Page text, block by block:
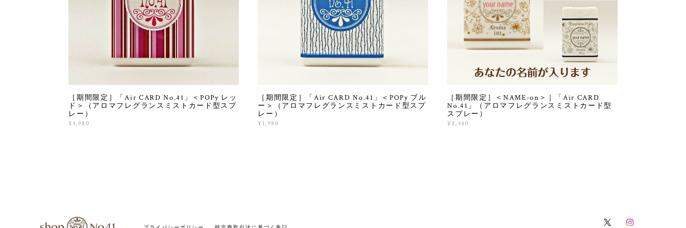
［期間限定］「Air CARD No.41」＜POPy レッ
ド＞（アロマフレグランスミストカード型スプ
レー）
¥1,980
［期間限定］「Air CARD No.41」＜POPy ブル
ー＞（アロマフレグランスミストカード型スプ
レー）
¥1,980
［期間限定］＜NAME-on＞｜「Air CARD
No.41」（アロマフレグランスミストカード型
スプレー）
¥2,480